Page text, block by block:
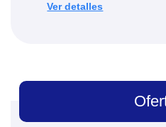
Ver detalles